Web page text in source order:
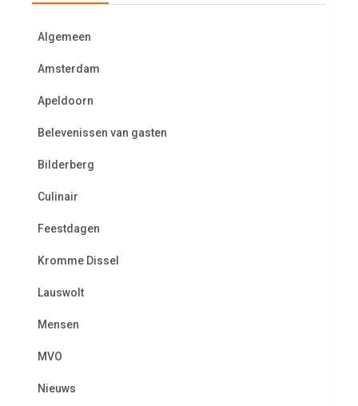
Algemeen
Amsterdam
Apeldoorn
Belevenissen van gasten
Bilderberg
Culinair
Feestdagen
Kromme Dissel
Lauswolt
Mensen
MVO
Nieuws